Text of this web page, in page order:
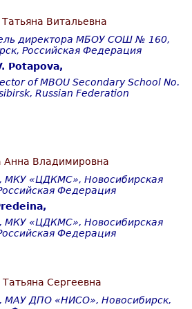
Витальевна
директора МБОУ СОШ № 160,
Российская Федерация
Potapova,
of MBOU Secondary School No.
Russian Federation
Анна Владимировна
МКУ «ЦДКМС», Новосибирская
Федерация
МКУ «ЦДКМС», Новосибирская
Федерация
Сергеевна
МАУ ДПО «НИСО», Новосибирск,